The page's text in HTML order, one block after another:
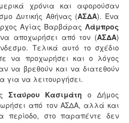
χρόνια και αφορούσαν
Δυτικής Αθήνας (ΑΣΔΑ). Ένα
Αγίας Βαρβάρας Λάμπρος
αποχωρήσει από τον (ΑΣΔΑ)
Τελικά αυτό το σχέδιο
να προχωρήσει και ο λόγος
να βρεθούν και να διατεθούν
για να λειτουργήσει.
Σταύρου Κασιμάτη ο Δήμος
από τον ΑΣΔΑ, αλλά και
περίοδο, στο παραπέντε δεν